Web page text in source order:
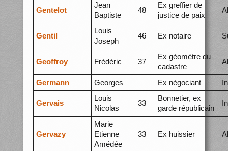
Gentelot
Jean
Baptiste
48
Ex greffier de
justice de paix
Gentil
Louis
Joseph
46 Ex notaire
Geoffroy Frédéric 37
Ex géomètre du
cadastre
Germann Georges Ex négociant
Gervais
Louis
Nicolas
33
Bonnetier, ex
garde républicain
Gervazy
Marie
Etienne
Amédée
33 Ex huissier